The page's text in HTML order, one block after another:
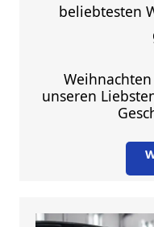
beliebtesten
unseren